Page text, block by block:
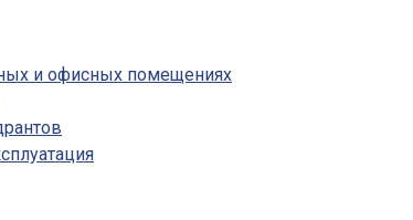
и офисных помещениях